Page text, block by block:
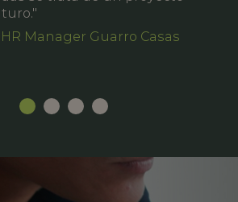
Manager Guarro Casas